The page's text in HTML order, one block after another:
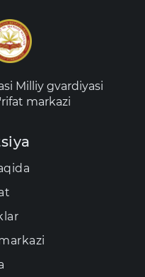
Milliy gvardiyasi
markazi